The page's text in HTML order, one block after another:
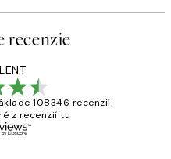
recenzie
108346 recenzií.
z recenzií tu